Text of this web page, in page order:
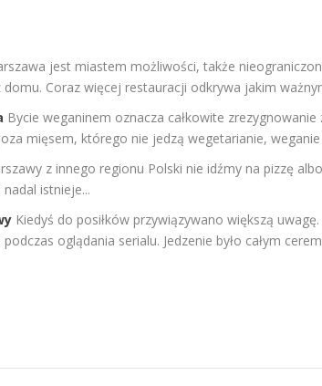
jest miastem możliwości, także
domu. Coraz więcej restauracji odkrywa jakim
Bycie weganinem oznacza całkowite
mięsem, którego nie jedzą wegetarianie,
z innego regionu Polski nie idźmy na pizzę
istnieje...
Kiedyś do posiłków przywiązywano większą
oglądania serialu. Jedzenie było całym